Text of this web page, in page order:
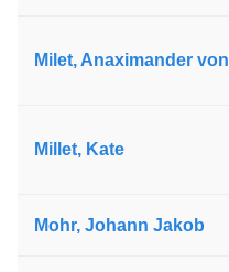
Milet, Anaximander von
Millet, Kate
Mohr, Johann Jakob